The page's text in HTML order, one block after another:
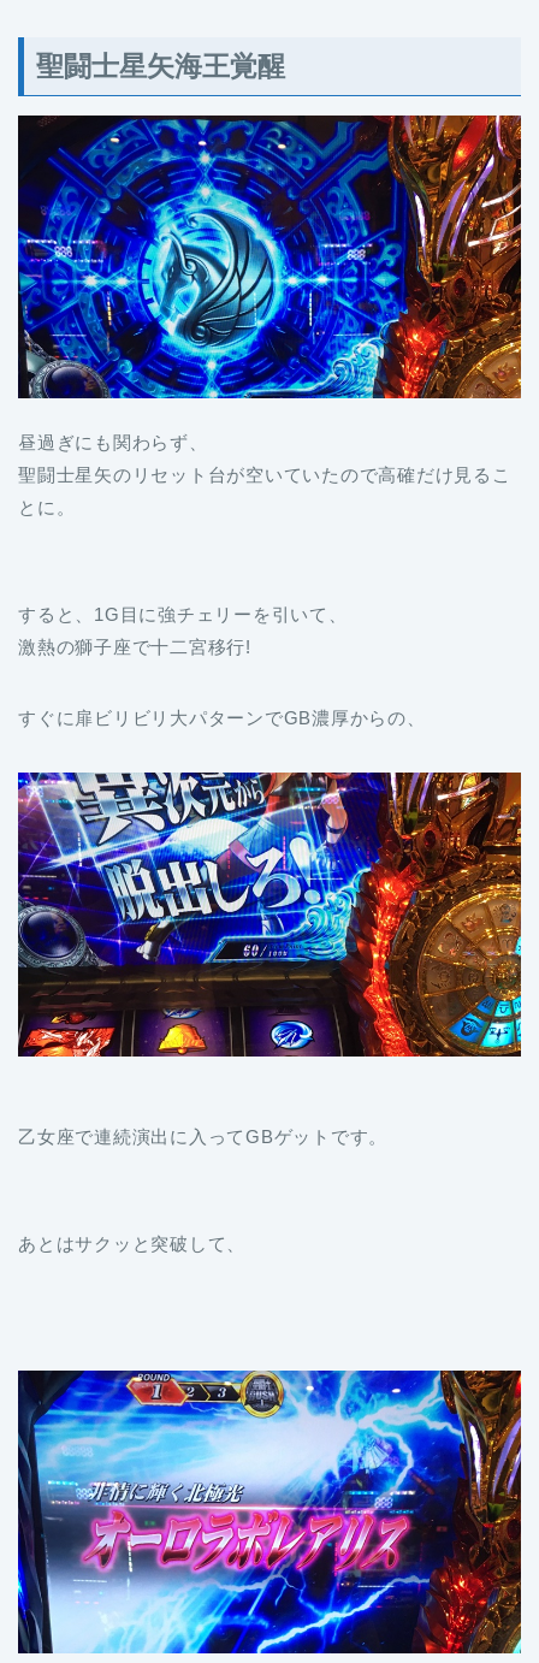
聖闘士星矢海王覚醒
昼過ぎにも関わらず、
聖闘士星矢のリセット台が空いていたので高確だけ見るこ
とに。
すると、1G目に強チェリーを引いて、
激熱の獅子座で十二宮移行!
すぐに扉ビリビリ大パターンでGB濃厚からの、
乙女座で連続演出に入ってGBゲットです。
あとはサクッと突破して、